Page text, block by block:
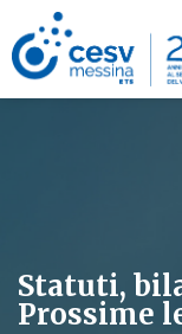
Statuti,
Prossime